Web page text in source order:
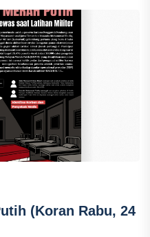
(Koran Rabu, 24